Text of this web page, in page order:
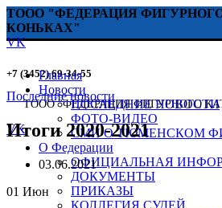
ТООО "ФЕДЕРАЦИЯ
КОНЬКАХ"
VK
+7 (3452) 69-34-55
ТООО "ФЕДЕРАЦИЯ ФИГУРНОГО
VK
Главная
Новости
ПОСЛЕДНИЕ НОВОСТИ
ФОТО-ВИДЕО
СМИ О ТЮМЕНСКОМ
О Федерации
ОФИЦИАЛЬНАЯ
ДОКУМЕНТЫ
ПРИКАЗЫ
КОЛЛЕГИЯ СУДЕЙ
Последние новости
Итоги 2020-2021
03.06.2021
01 Июн